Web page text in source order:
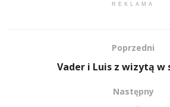
REKLAMA
Poprzedni
Vader i Luis z wizytą w
Następny